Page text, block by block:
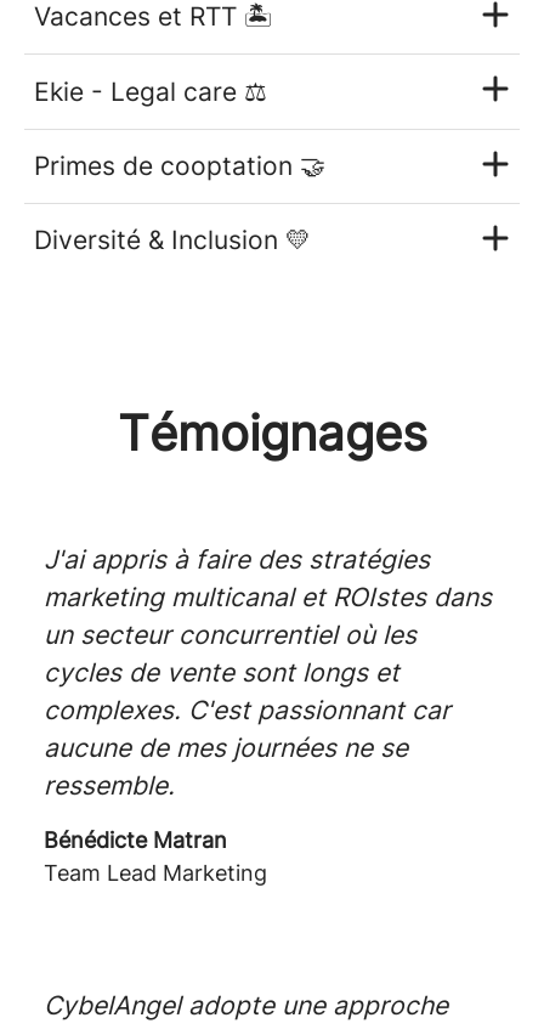
Vacances et RTT 🏝️
Ekie - Legal care ⚖️
Primes de cooptation 🤝
Diversité & Inclusion 💛
Témoignages
J'ai appris à faire des stratégies
marketing multicanal et ROIstes dans
un secteur concurrentiel où les
cycles de vente sont longs et
complexes. C'est passionnant car
aucune de mes journées ne se
ressemble.
Bénédicte Matran
Team Lead Marketing
CybelAngel adopte une approche